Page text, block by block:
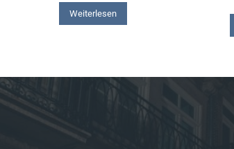
Weiterlesen